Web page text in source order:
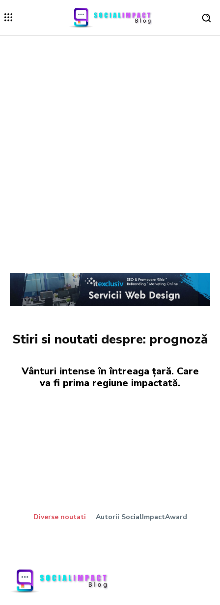
Stiri si noutati despre: prognoză
Vânturi intense în întreaga țară. Care
va fi prima regiune impactată.
Diverse noutati Autorii SocialImpactAward